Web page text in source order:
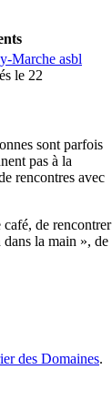
Marche asbl
le 22
sont parfois
pas à la
rencontres avec
café, de rencontrer
dans la main », de
des Domaines.